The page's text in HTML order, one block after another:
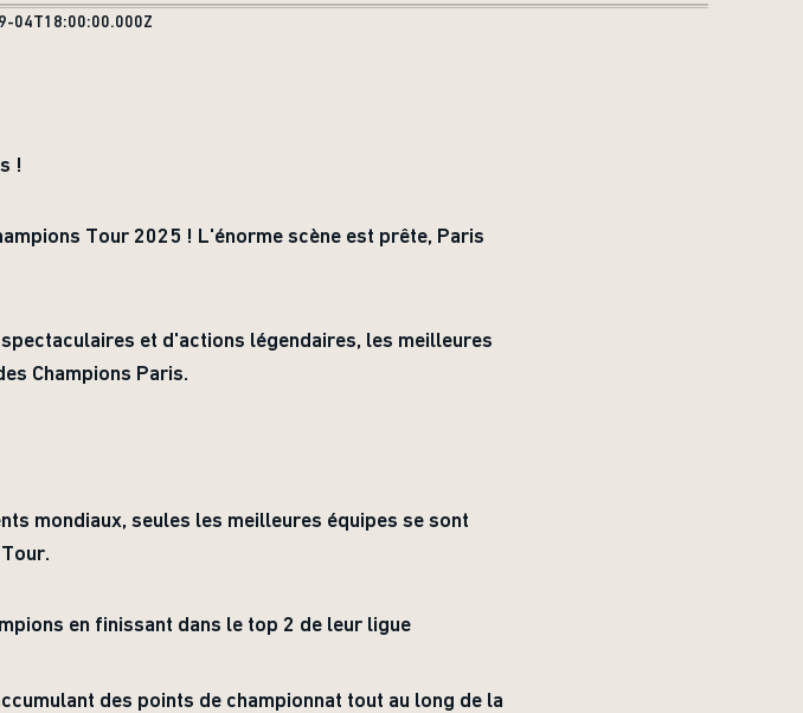
04T18:00:00.000Z
!
Tour 2025 ! L'énorme scène est prête, Paris
et d'actions légendaires, les meilleures
Champions Paris.
mondiaux, seules les meilleures équipes se sont
en finissant dans le top 2 de leur ligue
des points de championnat tout au long de la